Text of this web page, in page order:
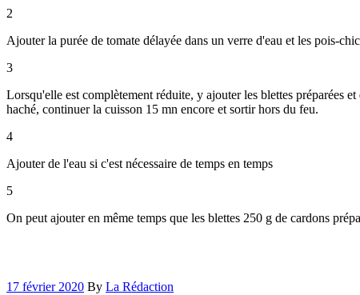
2
Ajouter la purée de tomate délayée dans un verre d'eau et les pois-
3
Lorsqu'elle est complètement réduite, y ajouter les blettes préparées
haché, continuer la cuisson 15 mn encore et sortir hors du feu.
4
Ajouter de l'eau si c'est nécessaire de temps en temps
5
On peut ajouter en même temps que les blettes 250 g de cardons
17 février 2020 By La Rédaction